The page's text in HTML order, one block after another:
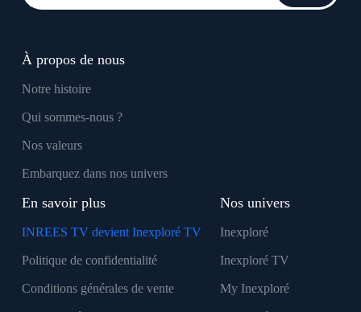
À propos de nous
Notre histoire
Qui sommes-nous ?
Nos valeurs
Embarquez dans nos univers
En savoir plus
INREES TV devient Inexploré TV
Politique de confidentialité
Conditions générales de vente
Nos univers
Inexploré
Inexploré TV
My Inexploré